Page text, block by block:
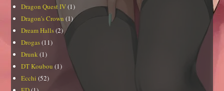
Dragon Quest IV(1)
Dragon's Crown (1)
Dream Halls(2)
Drogas(11)
Drunk (1)
DT Koubou (1)
Ecchi (52)